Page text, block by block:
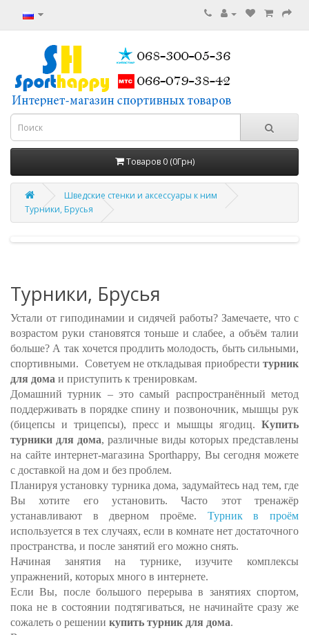
Товаров 0 (0Грн)
Шведские стенки и аксессуары к ним
Турники, Брусья
Турники, Брусья
Устали от гиподинамии и сидячей работы? Замечаете, что с
возрастом руки становятся тоньше и слабее, а объём талии
больше? А так хочется продлить молодость, быть сильными,
спортивными. Советуем не откладывая приобрести турник
для дома и приступить к тренировкам.
Домашний турник – это самый распространённый метод
поддерживать в порядке спину и позвоночник, мышцы рук
(бицепсы и трицепсы), пресс и мышцы ягодиц. Купить
турники для дома, различные виды которых представлены
на сайте интернет-магазина Sporthappy, Вы сегодня можете
с доставкой на дом и без проблем.
Планируя установку турника дома, задумайтесь над тем, где
Вы хотите его установить. Часто этот тренажёр
устанавливают в дверном проёме. Турник в проём
используется в тех случаях, если в комнате нет достаточного
пространства, и после занятий его можно снять.
Начиная занятия на турнике, изучите комплексы
упражнений, которых много в интернете.
Если Вы, после большого перерыва в занятиях спортом,
пока не в состоянии подтягиваться, не начинайте сразу же
сожалеть о решении купить турник для дома.